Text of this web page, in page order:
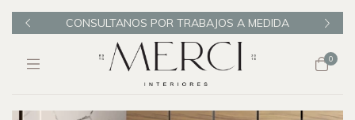
CONSULTANOS POR TRABAJOS A MEDIDA
0